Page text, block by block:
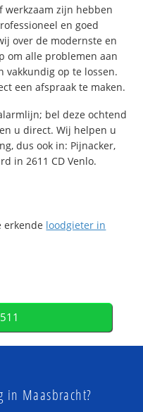
zijn hebben
en goed
over de modernste en
om alle problemen aan
vakkundig op te lossen.
een afspraak te maken.
bel deze ochtend
u direct. Wij helpen u
dus ook in: Pijnacker,
in 2611 CD Venlo.
erkende loodgieter in
in Maasbracht?